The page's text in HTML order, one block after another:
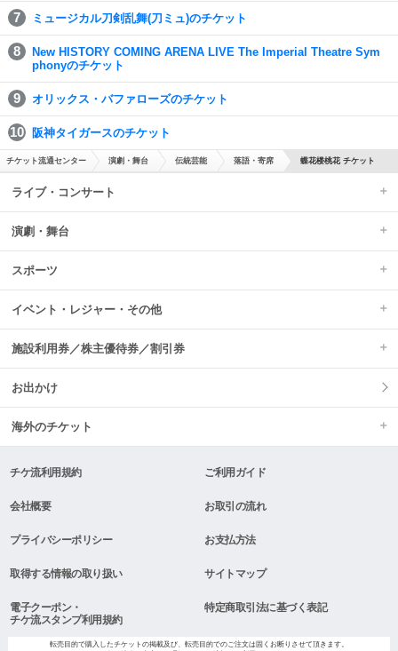
ミュージカル刀剣乱舞(刀ミュ)のチケット
New HISTORY COMING ARENA LIVE The Imperial Theatre Sym
phonyのチケット
オリックス・バファローズのチケット
阪神タイガースのチケット
チケット流通センター 演劇・舞台 伝統芸能 落語・寄席 蝶花楼桃花 チケット
ライブ・コンサート
演劇・舞台
スポーツ
イベント・レジャー・その他
施設利用券／株主優待券／割引券
お出かけ
海外のチケット
チケ流利用規約 ご利用ガイド
会社概要 お取引の流れ
プライバシーポリシー お支払方法
取得する情報の取り扱い サイトマップ
電子クーポン・
チケ流スタンプ利用規約
特定商取引法に基づく表記
転売目的で購入したチケットの掲載及び、転売目的でのご注文は固くお断りさせて頂きます。